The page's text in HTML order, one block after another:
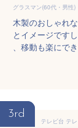
グラスマン(60代・男性)
木製のおしゃれ
とイメージです
、移動も楽にで
3rd